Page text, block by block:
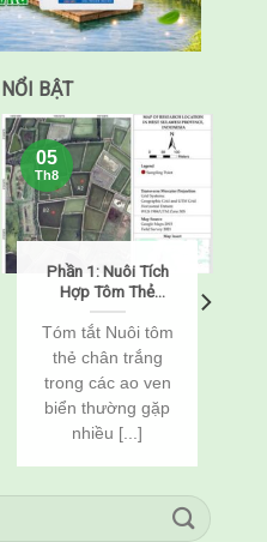
BẬT
Phần 1: Nuôi Tích
Hợp Tôm Thẻ
Chân Trắng
(Penaeus
vannamei) Và Cá
Rô Phi
(Oreochromis
niloticus) Thông
Qua Cải Tạo Đất
Tóm tắt Nuôi tôm
thẻ chân trắng
trong các ao ven
biển thường gặp
nhiều [...]
05
Th8